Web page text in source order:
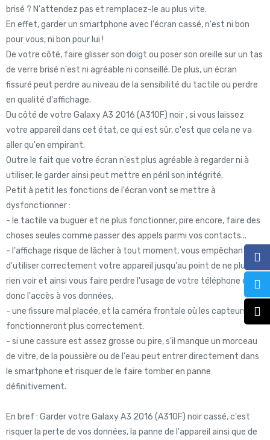
brisé ? N'attendez pas et remplacez-le au plus vite.
En effet, garder un smartphone avec l'écran cassé, n'est ni bon
pour vous, ni bon pour lui !
De votre côté, faire glisser son doigt ou poser son oreille sur un tas
de verre brisé n'est ni agréable ni conseillé. De plus, un écran
fissuré peut perdre au niveau de la sensibilité du tactile ou perdre
en qualité d'affichage.
Du côté de votre Galaxy A3 2016 (A310F) noir , si vous laissez
votre appareil dans cet état, ce qui est sûr, c'est que cela ne va
aller qu'en empirant.
Outre le fait que votre écran n'est plus agréable à regarder ni à
utiliser, le garder ainsi peut mettre en péril son intégrité.
Petit à petit les fonctions de l'écran vont se mettre à
dysfonctionner :
- le tactile va buguer et ne plus fonctionner, pire encore, faire des
choses seules comme passer des appels parmi vos contacts...
- l'affichage risque de lâcher à tout moment, vous empêchant
d'utiliser correctement votre appareil jusqu'au point de ne plus
rien voir et ainsi vous faire perdre l'usage de votre téléphone et
donc l'accès à vos données.
- une fissure mal placée, et la caméra frontale où les capteurs ne
fonctionneront plus correctement.
- si une cassure est assez grosse ou pire, s'il manque un morceau
de vitre, de la poussière ou de l'eau peut entrer directement dans
le smartphone et risquer de le faire tomber en panne
définitivement.
En bref : Garder votre Galaxy A3 2016 (A310F) noir cassé, c'est
risquer la perte de vos données, la panne de l'appareil ainsi que de